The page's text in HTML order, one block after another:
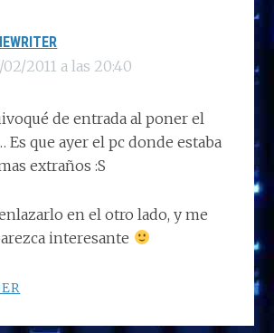
02/2011 a las 20:40
de entrada al poner el
Es que ayer el pc donde estaba
extraños :S
en el otro lado, y me
interesante